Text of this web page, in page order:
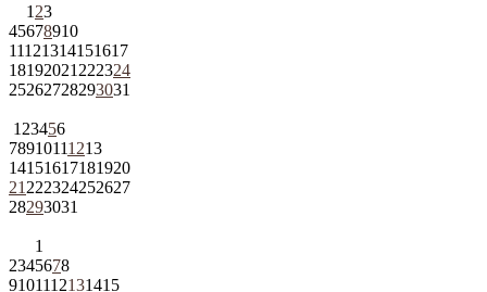
1 23
45678910
11121314151617
18192021 222324
25262728293031
1 23456
78910111213
14151617181920
21 222324252627
28293031
1
2345678
9101112131415